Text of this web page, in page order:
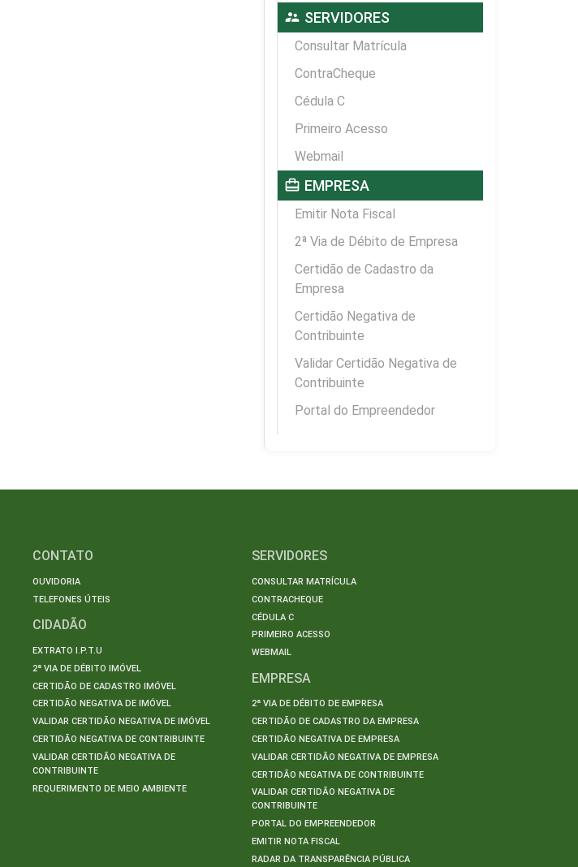
supervisor_account SERVIDORES
Consultar Matrícula
ContraCheque
Cédula C
Primeiro Acesso
Webmail
card_travel EMPRESA
Emitir Nota Fiscal
2ª Via de Débito de Empresa
Certidão de Cadastro da
Empresa
Certidão Negativa de
Contribuinte
Validar Certidão Negativa de
Contribuinte
Portal do Empreendedor
CONTATO
OUVIDORIA
TELEFONES ÚTEIS
CIDADÃO
EXTRATO I.P.T.U
2ª VIA DE DÉBITO IMÓVEL
CERTIDÃO DE CADASTRO IMÓVEL
CERTIDÃO NEGATIVA DE IMÓVEL
VALIDAR CERTIDÃO NEGATIVA DE IMÓVEL
CERTIDÃO NEGATIVA DE CONTRIBUINTE
VALIDAR CERTIDÃO NEGATIVA DE
CONTRIBUINTE
REQUERIMENTO DE MEIO AMBIENTE
SERVIDORES
CONSULTAR MATRÍCULA
CONTRACHEQUE
CÉDULA C
PRIMEIRO ACESSO
WEBMAIL
EMPRESA
2ª VIA DE DÉBITO DE EMPRESA
CERTIDÃO DE CADASTRO DA EMPRESA
CERTIDÃO NEGATIVA DE EMPRESA
VALIDAR CERTIDÃO NEGATIVA DE EMPRESA
CERTIDÃO NEGATIVA DE CONTRIBUINTE
VALIDAR CERTIDÃO NEGATIVA DE
CONTRIBUINTE
PORTAL DO EMPREENDEDOR
EMITIR NOTA FISCAL
RADAR DA TRANSPARÊNCIA PÚBLICA